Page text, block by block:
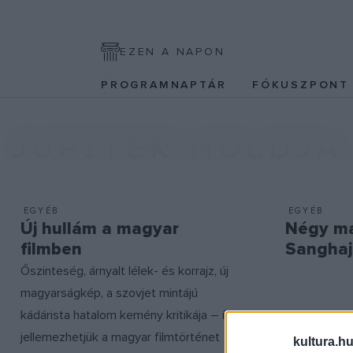
EZEN A NAPON
PROGRAMNAPTÁR FÓKUSZPONT
EGYÉB
Új hullám a magyar
filmben
Őszinteség, árnyalt lélek- és korrajz, új
magyarságkép, a szovjet mintájú
kádárista hatalom kemény kritikája – így
jellemezhetjük a magyar filmtörténet
EGYÉB
Négy